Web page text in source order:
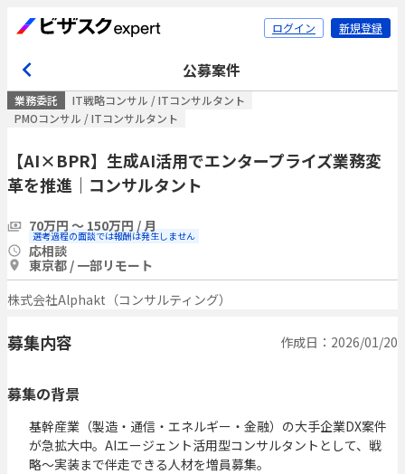
ログイン 新規登録
公募案件
業務委託
IT戦略コンサル / ITコンサルタント
PMOコンサル / ITコンサルタント
【AI×BPR】生成AI活用でエンタープライズ業務変
革を推進｜コンサルタント
70万円 〜 150万円 / 月
選考過程の面談では報酬は発生しません
応相談
東京都 / 一部リモート
株式会社Alphakt（コンサルティング）
募集内容 作成日：2026/01/20
募集の背景
基幹産業（製造・通信・エネルギー・金融）の大手企業DX案件
が急拡大中。AIエージェント活用型コンサルタントとして、戦
略〜実装まで伴走できる人材を増員募集。